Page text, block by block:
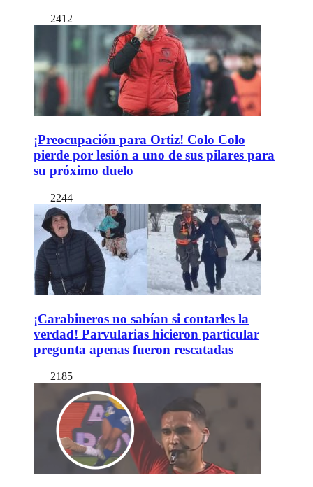
2412
¡Preocupación para Ortiz! Colo Colo
pierde por lesión a uno de sus pilares para
su próximo duelo
2244
¡Carabineros no sabían si contarles la
verdad! Parvularias hicieron particular
pregunta apenas fueron rescatadas
2185